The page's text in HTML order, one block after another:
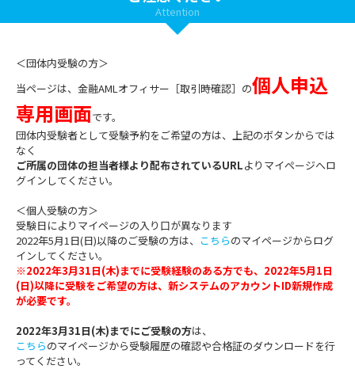
Attention
＜団体内受験の方＞
当ページは、金融AMLオフィサー［取引時確認］の個人申込
専用画面です。
団体内受験者として受験予約をご希望の方は、上記のボタンからでは
なく
ご所属の団体の担当者様より配布されているURLよりマイページへロ
グインしてください。
＜個人受験の方＞
受験日によりマイページの入り口が異なります
2022年5月1日(日)以降のご受験の方は、 こちらのマイページからログ
インしてください。
※2022年3月31日(木)までに受験経験のある方でも、2022年5月1日
(日)以降に受験をご希望の方は、新システムのアカウントID新規作成
が必要です。
2022年3月31日(木)までにご受験の方は、
こちらのマイページから受験履歴の確認や合格証のダウンロードを行
ってください。